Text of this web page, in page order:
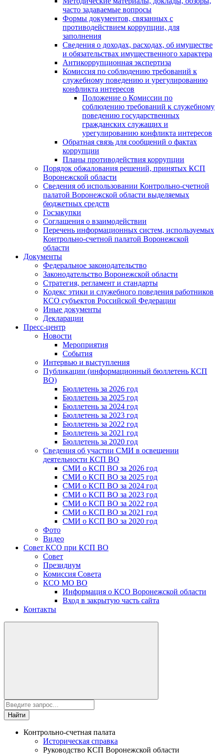
часто задаваемые вопросы
Формы документов, связанных с
противодействием коррупции, для
заполнения
Сведения о доходах, расходах, об имуществе
и обязательствах имущественного характера
Антикоррупционная экспертиза
Комиссия по соблюдению требований к
служебному поведению и урегулированию
конфликта интересов
Положение о Комиссии по
соблюдению требований к служебному
поведению государственных
гражданских служащих и
урегулированию конфликта интересов
Обратная связь для сообщений о фактах
коррупции
Планы противодействия коррупции
Порядок обжалования решений, принятых КСП
Воронежской области
Сведения об использовании Контрольно-счетной
палатой Воронежской области выделяемых
бюджетных средств
Госзакупки
Соглашения о взаимодействии
Перечень информационных систем, используемых
Контрольно-счетной палатой Воронежской
области
Документы
Федеральное законодательство
Законодательство Воронежской области
Стратегия, регламент и стандарты
Кодекс этики и служебного поведения работников
КСО субъектов Российской Федерации
Иные документы
Декларации
Пресс-центр
Новости
Мероприятия
События
Интервью и выступления
Публикации (информационный бюллетень КСП
ВО)
Бюллетень за 2026 год
Бюллетень за 2025 год
Бюллетень за 2024 год
Бюллетень за 2023 год
Бюллетень за 2022 год
Бюллетень за 2021 год
Бюллетень за 2020 год
Сведения об участии СМИ в освещении
деятельности КСП ВО
СМИ о КСП ВО за 2026 год
СМИ о КСП ВО за 2025 год
СМИ о КСП ВО за 2024 год
СМИ о КСП ВО за 2023 год
СМИ о КСП ВО за 2022 год
СМИ о КСП ВО за 2021 год
СМИ о КСП ВО за 2020 год
Фото
Видео
Совет КСО при КСП ВО
Совет
Президиум
Комиссия Совета
КСО МО ВО
Информация о КСО Воронежской области
Вход в закрытую часть сайта
Контакты
Найти
Контрольно-счетная палата
Историческая справка
Руководство КСП Воронежской области